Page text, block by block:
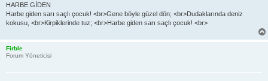
HARBE GİDEN
Harbe giden sarı saçlı çocuk! <br>Gene böyle güzel dön; <br>Dudaklarında deniz
kokusu, <br>Kirpiklerinde tuz; <br>Harbe giden sarı saçlı çocuk! <br>
Firble
Forum Yöneticisi